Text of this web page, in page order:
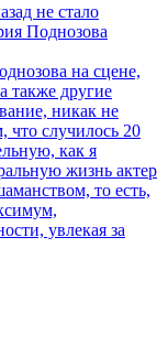
не стало
Поднозова
на сцене,
также другие
никак не
что случилось 20
как я
жизнь актер
то есть,
увлекая за